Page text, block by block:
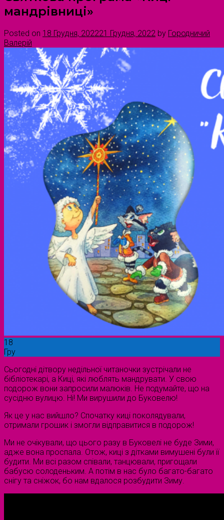
мандрівниці»
Posted on 18 Грудня, 202221 Грудня, 2022 by Городничий
Валерій
18
Гру
Сьогодні дітвору недільної читаночки зустрічали не
бібліотекарі, а Киці, які люблять мандрувати. У свою
подорож вони запросили малюків. Не подумайте, що на
сусідню вулицю. Ні! Ми вирушили до Буковелю!
Як це у нас вийшло? Спочатку киці поколядували,
отримали грошик і змогли відправитися в подорож!
Ми не очікували, що цього разу в Буковелі не буде Зими,
адже вона проспала. Отож, киці з дітками вимушені були її
будити. Ми всі разом співали, танцювали, пригощали
бабусю солоденьким. А потім в нас було багато-багато
снігу та сніжок, бо нам вдалося розбудити Зиму.